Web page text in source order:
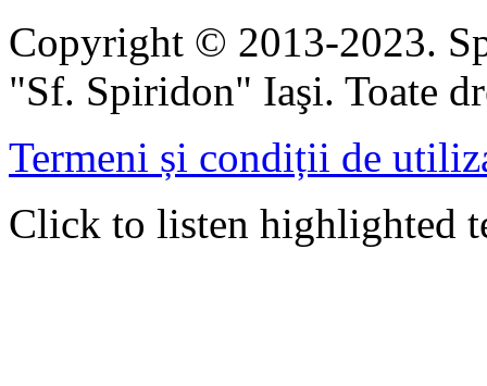
Copyright © 2013-2023.
"Sf. Spiridon" Iaşi. Toate
Termeni și condiții de
Click to listen highlighted